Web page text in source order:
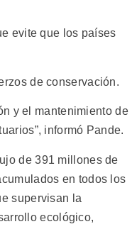
evite que los países
de conservación.
y el mantenimiento de
informó Pande.
de 391 millones de
en todos los
supervisan la
ecológico,